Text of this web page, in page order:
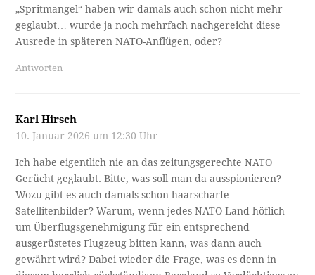
„Spritmangel“ haben wir damals auch schon nicht mehr
geglaubt… wurde ja noch mehrfach nachgereicht diese
Ausrede in späteren NATO-Anflügen, oder?
Antworten
Karl Hirsch
10. Januar 2026 um 12:30 Uhr
Ich habe eigentlich nie an das zeitungsgerechte NATO
Gerücht geglaubt. Bitte, was soll man da ausspionieren?
Wozu gibt es auch damals schon haarscharfe
Satellitenbilder? Warum, wenn jedes NATO Land höflich
um Überflugsgenehmigung für ein entsprechend
ausgerüstetes Flugzeug bitten kann, was dann auch
gewährt wird? Dabei wieder die Frage, was es denn in